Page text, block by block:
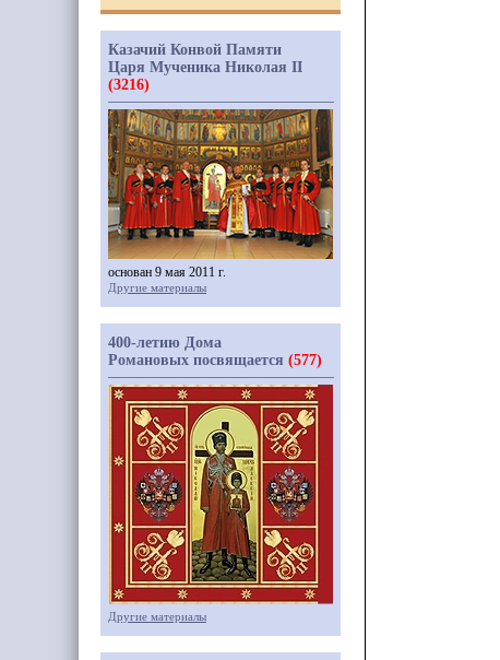
Казачий Конвой Памяти
Царя Мученика Николая II
(3216)
основан 9 мая 2011 г.
Другие материалы
400-летию Дома
Романовых посвящается (577)
Другие материалы